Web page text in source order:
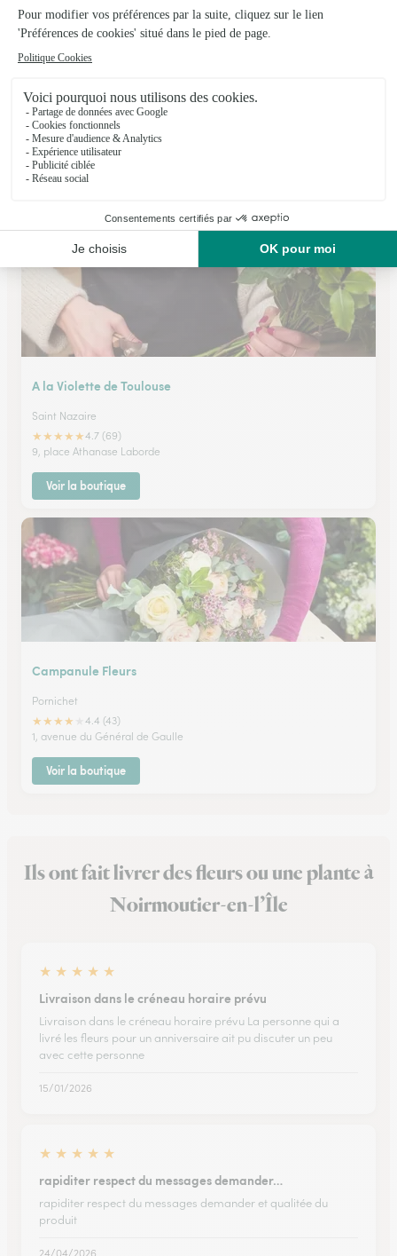
Fleurs et Senteurs
St Nazaire
★★★★★4.3 (97)
171 Rue de Pornichet
A la Violette de Toulouse
Saint Nazaire
★★★★★4.7 (69)
9, place Athanase Laborde
Voir la boutique
Campanule Fleurs
Pornichet
★★★★
4.4 (43)
1, avenue du Général de Gaulle
Voir la boutique
Ils ont fait livrer des fleurs ou une plante à
Noirmoutier-en-l’Île
★ ★ ★ ★ ★
Livraison dans le créneau horaire prévu
Livraison dans le créneau horaire prévu La personne qui a
livré les fleurs pour un anniversaire ait pu discuter un peu
avec cette personne
15/01/2026
★ ★ ★ ★ ★
rapiditer respect du messages demander…
rapiditer respect du messages demander et qualitée du
produit
24/04/2026